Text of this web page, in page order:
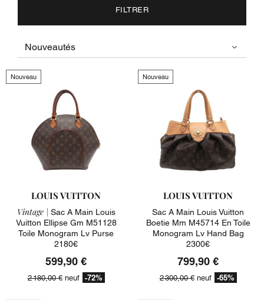
FILTRER
Nouveau
LOUIS VUITTON
Vintage | Sac A Main Louis
Vuitton Ellipse Gm M51128
Toile Monogram Lv Purse
2180€
599,90 €
2 180,00 €neuf -72%
Nouveau
LOUIS VUITTON
Sac A Main Louis Vuitton
Boetie Mm M45714 En Toile
Monogram Lv Hand Bag
2300€
799,90 €
2 300,00 €neuf -65%